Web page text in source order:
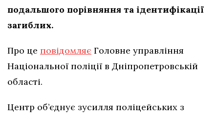
подальшого порівняння та ідентифікації
загиблих.
Про це повідомляє Головне управління
Національної поліції в Дніпропетровській
області.
Центр об’єднує зусилля поліцейських з